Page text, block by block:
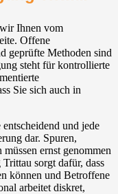
Ihnen vom
Offene
geprüfte Methoden sind
steht für kontrollierte
Sie sich auch in
und jede
dar. Spuren,
ernst genommen
sorgt dafür, dass
können und Betroffene
arbeitet diskret,